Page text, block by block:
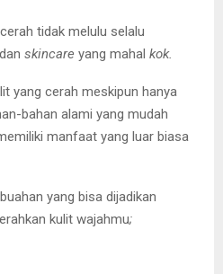
tidak melulu selalu
skincare yang mahal kok.
yang cerah meskipun hanya
bahan alami yang mudah
manfaat yang luar biasa
yang bisa dijadikan
kulit wajahmu;